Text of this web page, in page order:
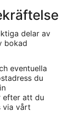
delar av
bokad
eventuella
du
efter att du
via vårt